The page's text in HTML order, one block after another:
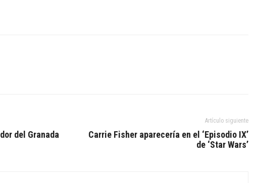
del Granada
Artículo siguiente
Carrie Fisher aparecería en el ‘Episodio IX’
de ‘Star Wars’